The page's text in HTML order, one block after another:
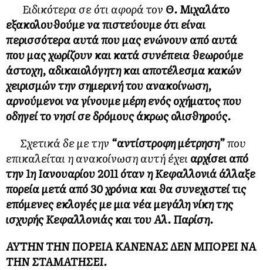
Ειδικότερα σε ότι αφορά τον Θ. Μιχαλάτο
εξακολουθούμε να πιστεύουμε ότι είναι
περισσότερα αυτά που μας ενώνουν από αυτά
που μας χωρίζουν και κατά συνέπεια θεωρούμε
άστοχη, αδικαιολόγητη και αποτέλεσμα κακών
χειρισμών την σημερινή του ανακοίνωση,
αρνούμενοι να γίνουμε μέρη ενός οχήματος που
οδηγεί το νησί σε δρόμους άκρως ολισθηρούς.
Σχετικά δε με την “αντίστροφη μέτρηση”που
επικαλείται η ανακοίνωση αυτή έχειαρχίσει από
την 1η Ιανουαρίου 2011 όταν η Κεφαλλονιά άλλαξε
πορεία μετά από 30 χρόνια και θα συνεχιστεί τις
επόμενες εκλογές με μια νέα μεγάλη νίκη της
ισχυρής Κεφαλλονιάς και του Αλ. Παρίση.
ΑΥΤΗΝ ΤΗΝ ΠΟΡΕΙΑ ΚΑΝΕΝΑΣ ΔΕΝ ΜΠΟΡΕΙ ΝΑ
ΤΗΝ ΣΤΑΜΑΤΗΣΕΙ.